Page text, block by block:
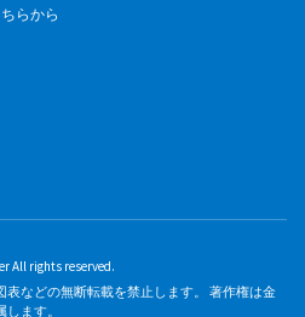
らから
All rights reserved.
などの無断転載を禁止します。 著作権は金
ます。